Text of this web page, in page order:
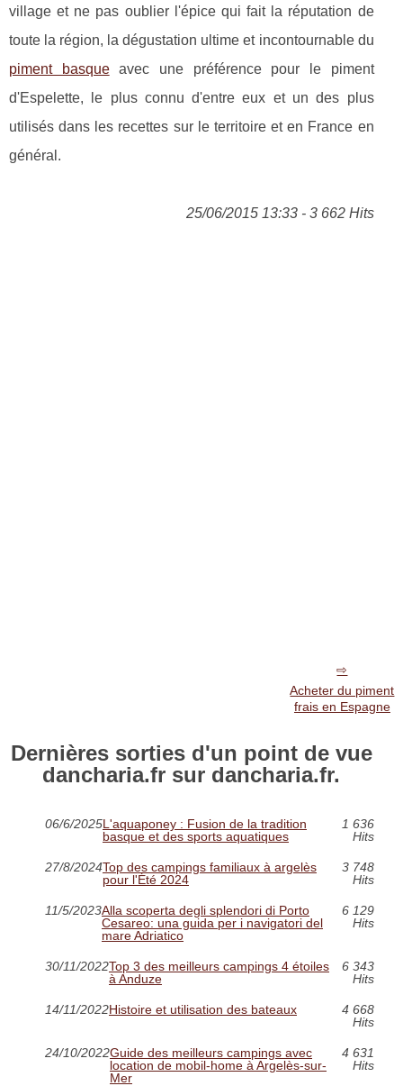
village et ne pas oublier l'épice qui fait la réputation de
toute la région, la dégustation ultime et incontournable du
piment basqueavec une préférence pour le piment
d'Espelette, le plus connu d'entre eux et un des plus
utilisés dans les recettes sur le territoire et en France en
général.
25/06/2015 13:33 - 3 662 Hits
Acheter du piment
frais en Espagne
Dernières sorties d'un point de vue
dancharia.fr sur dancharia.fr.
06/6/2025L'aquaponey : Fusion de la tradition
basque et des sports aquatiques
1 636
Hits
27/8/2024Top des campings familiaux à argelès
pour l'Été 2024
3 748
Hits
11/5/2023Alla scoperta degli splendori di Porto
Cesareo: una guida per i navigatori del
mare Adriatico
6 129
Hits
30/11/2022Top 3 des meilleurs campings 4 étoiles
à Anduze
6 343
Hits
14/11/2022Histoire et utilisation des bateaux
4 668
Hits
24/10/2022Guide des meilleurs campings avec
location de mobil-home à Argelès-sur-
Mer
4 631
Hits